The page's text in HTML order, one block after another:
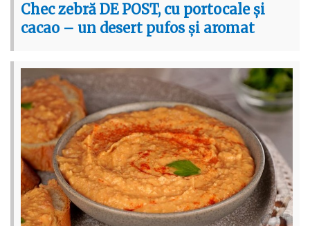
Chec zebră DE POST, cu portocale și
cacao – un desert pufos și aromat